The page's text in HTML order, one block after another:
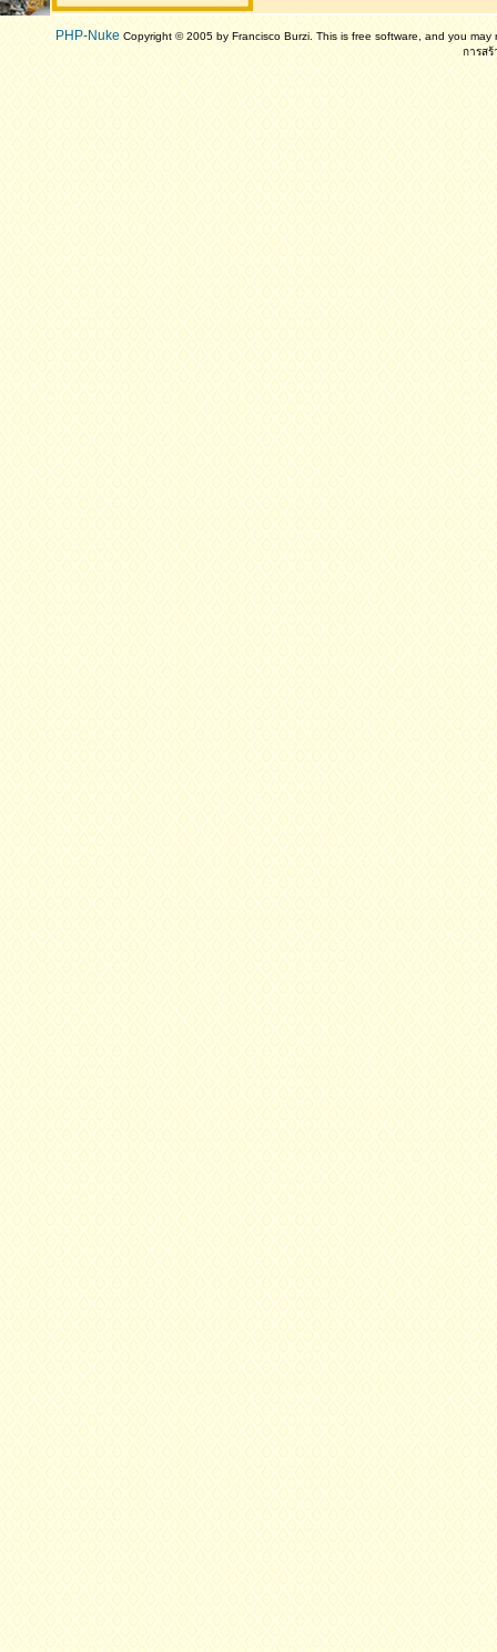
PHP-NukeCopyright © 2005 by Francisco Burzi. This is free software, and you
การส